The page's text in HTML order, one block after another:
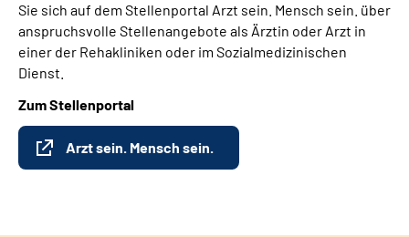
Sie sich auf dem Stellenportal Arzt sein. Mensch sein. über
anspruchsvolle Stellenangebote als Ärztin oder Arzt in
einer der Rehakliniken oder im Sozialmedizinischen
Dienst.
Zum Stellenportal
Arzt sein. Mensch sein.